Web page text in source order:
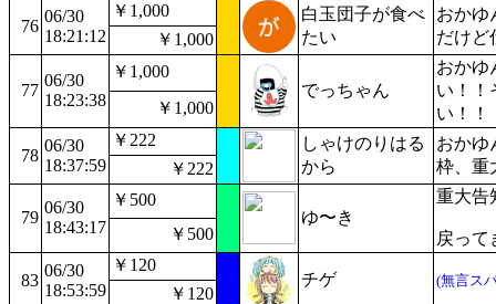
76
06/30
18:21:12
￥1,000
白玉団子が食べ
たい
おかゆ
だけど
￥1,000
77
06/30
18:23:38
￥1,000
でっちゃん
おかゆ
い！！
い！！
￥1,000
78
06/30
18:37:59
￥222
しゃけのりはる
から
おかゆ
枠、重
￥222
79
06/30
18:43:17
￥500
ゆ〜き
重大告
戻って
￥500
83
06/30
18:53:59
￥120
チゲ (無言ス
￥120